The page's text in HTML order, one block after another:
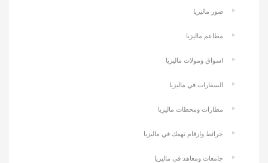
صور ماليزيا
مطاعم ماليزيا
اسواق ومولات ماليزيا
السفارات في ماليزيا
مطارات ومحطات ماليزيا
خرائط وارقام تهمك في ماليزيا
جامعات ومعاهد في ماليزيا